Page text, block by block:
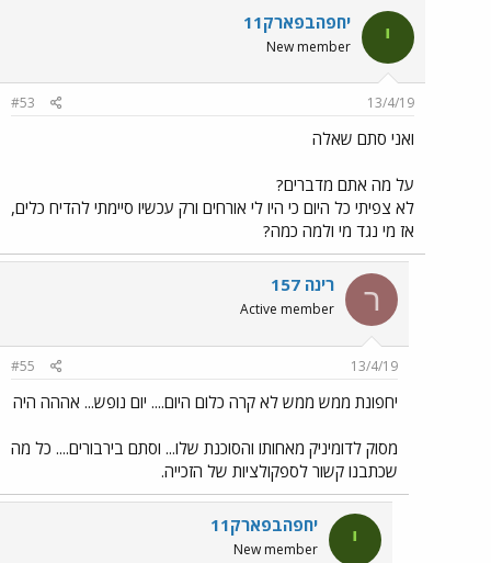
י יחפהבפארק11
New member
13/4/19
#53
ואני סתם שאלה
על מה אתם מדברים?
לא צפיתי כל היום כי היו לי אורחים ורק עכשיו סיימתי להדיח כלים,
אז מי נגד מי ולמה כמה?
ר רינה 157
Active member
13/4/19
#55
יחפונת ממש ממש לא קרה כלום היום.... יום נופש... אההה היה
מסוק לדומיניק מאחותו והסוכנת שלו... וסתם בירבורים.... כל מה
שכתבנו קשור לספקולציות של הזכייה.
י יחפהבפארק11
New member